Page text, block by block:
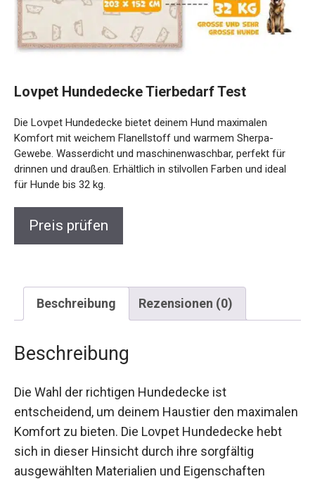
Lovpet Hundedecke Tierbedarf Test
Die Lovpet Hundedecke bietet deinem Hund maximalen
Komfort mit weichem Flanellstoff und warmem Sherpa-
Gewebe. Wasserdicht und maschinenwaschbar, perfekt für
drinnen und draußen. Erhältlich in stilvollen Farben und ideal
für Hunde bis 32 kg.
Preis prüfen
Beschreibung Rezensionen (0)
Beschreibung
Die Wahl der richtigen Hundedecke ist
entscheidend, um deinem Haustier den maximalen
Komfort zu bieten. Die Lovpet Hundedecke hebt
sich in dieser Hinsicht durch ihre sorgfältig
ausgewählten Materialien und Eigenschaften